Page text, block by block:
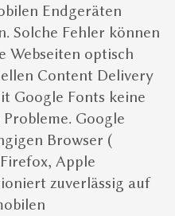
Endgeräten
Solche Fehler können
Webseiten optisch
Content Delivery
Google Fonts keine
Google
Browser (
Apple
zuverlässig auf